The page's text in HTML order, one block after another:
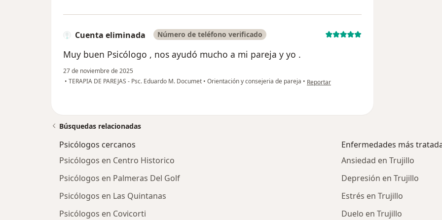
Cuenta eliminada Número de teléfono verificado
Muy buen Psicólogo , nos ayudó mucho a mi pareja y yo .
27 de noviembre de 2025
• TERAPIA DE PAREJAS - Psc. Eduardo M. Documet • Orientación y consejeria de pareja • en opinión del usuario Cuenta eliminada
Reportar
Búsquedas relacionadas
Psicólogos cercanos
Psicólogos en Centro Historico
Psicólogos en Palmeras Del Golf
Psicólogos en Las Quintanas
Psicólogos en Covicorti
Enfermedades más
Ansiedad en Trujillo
Depresión en Trujillo
Estrés en Trujillo
Duelo en Trujillo